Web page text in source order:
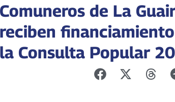
Comuneros de La
reciben
la Consulta Popular